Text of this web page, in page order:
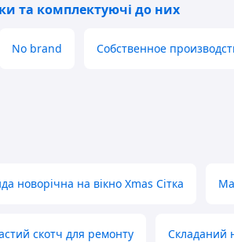
та комплектуючі до них
No brand Собственное
новорічна на вікно Xmas Сітка
скотч для ремонту Складаний